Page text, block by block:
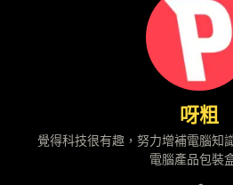
呀粗
覺得科技很有趣，努力增補電腦知
電腦產品包裝